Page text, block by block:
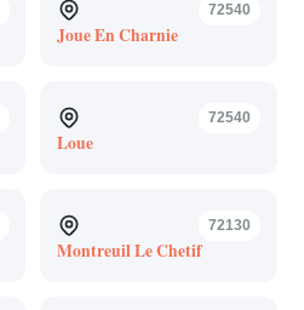
72540
Joue En Charnie
72540
Loue
72130
Montreuil Le Chetif